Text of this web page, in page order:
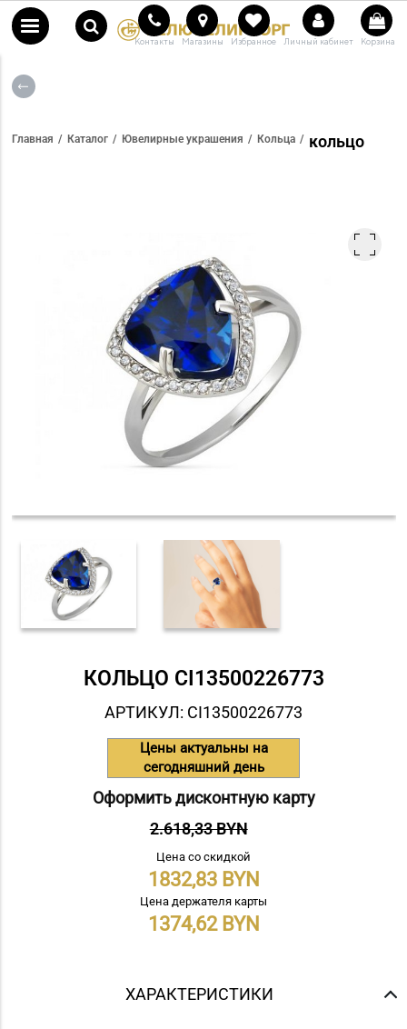
Контакты Магазины Избранное Личный кабинет Корзина
Главная Каталог Ювелирные украшения Кольца кольцо
КОЛЬЦО СI13500226773
АРТИКУЛ: СI13500226773
Цены актуальны на
сегодняшний день
Оформить дисконтную карту
2.618,33 BYN
Цена со скидкой
1832,83
Цена держателя карты
1374,62
ХАРАКТЕРИСТИКИ